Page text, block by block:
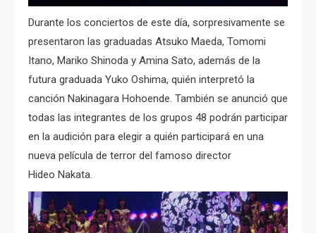
Durante los conciertos de este día, sorpresivamente se
presentaron las graduadas Atsuko Maeda, Tomomi
Itano, Mariko Shinoda y Amina Sato, además de la
futura graduada Yuko Oshima, quién interpretó la
canción Nakinagara Hohoende. También se anunció que
todas las integrantes de los grupos 48 podrán participar
en la audición para elegir a quién participará en una
nueva película de terror del famoso director
Hideo Nakata.